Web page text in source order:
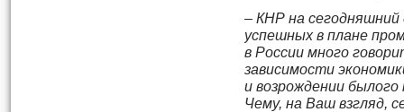
– КНР на сегодняшний
успешных в плане
в России много
зависимости
и возрождении
Чему, на Ваш взгляд,